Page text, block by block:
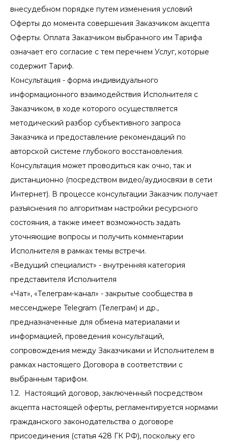
внесудебном порядке путем изменения условий
Оферты до момента совершения Заказчиком акцепта
Оферты. Оплата Заказчиком выбранного им Тарифа
означает его согласие с тем перечнем Услуг, которые
содержит Тариф.
Консультация - форма индивидуального
информационного взаимодействия Исполнителя с
Заказчиком, в ходе которого осуществляется
методический разбор субъективного запроса
Заказчика и предоставление рекомендаций по
авторской системе глубокого восстановления.
Консультация может проводиться как очно, так и
дистанционно (посредством видео/аудиосвязи в сети
Интернет). В процессе консультации Заказчик получает
разъяснения по алгоритмам настройки ресурсного
состояния, а также имеет возможность задать
уточняющие вопросы и получить комментарии
Исполнителя в рамках темы встречи.
«Ведущий специалист» - внутренняя категория
представителя Исполнителя
«Чат», «Телеграм-канал» - закрытые сообщества в
мессенджере Telegram (Телеграм) и др.,
предназначенные для обмена материалами и
информацией, проведения консультаций,
сопровождения между Заказчиками и Исполнителем в
рамках настоящего Договора в соответствии с
выбранным тарифом.
1.2. Настоящий договор, заключенный посредством
акцепта настоящей оферты, регламентируется нормами
гражданского законодательства о договоре
присоединения (статья 428 ГК РФ), поскольку его